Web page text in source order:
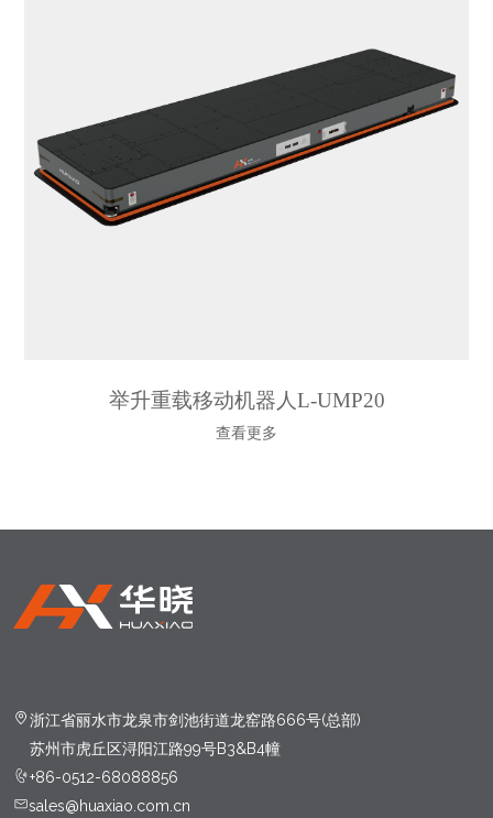
举升重载移动机器人L-UMP20
查看更多
浙江省丽水市龙泉市剑池街道龙窑路666号(总部)
苏州市虎丘区浔阳江路99号B3&B4幢
+86-0512-68088856
sales@huaxiao.com.cn